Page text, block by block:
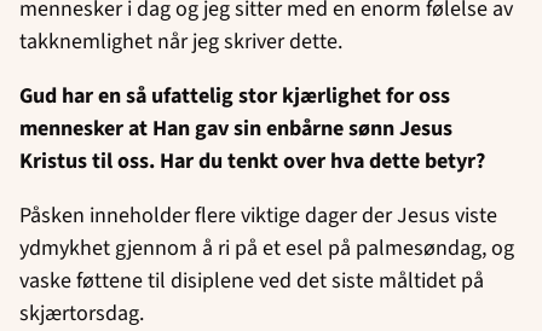
mennesker i dag og jeg sitter med en enorm følelse av
takknemlighet når jeg skriver dette.
Gud har en så ufattelig stor kjærlighet for oss
mennesker at Han gav sin enbårne sønn Jesus
Kristus til oss. Har du tenkt over hva dette betyr?
Påsken inneholder flere viktige dager der Jesus viste
ydmykhet gjennom å ri på et esel på palmesøndag, og
vaske føttene til disiplene ved det siste måltidet på
skjærtorsdag.